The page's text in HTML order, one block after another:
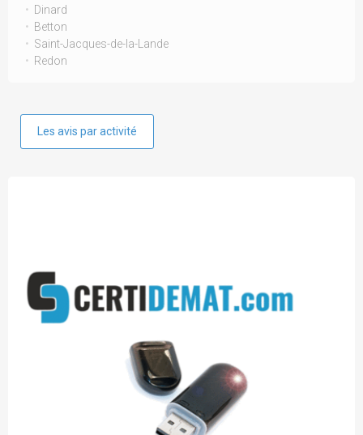
Dinard
Betton
Saint-Jacques-de-la-Lande
Redon
Les avis par activité